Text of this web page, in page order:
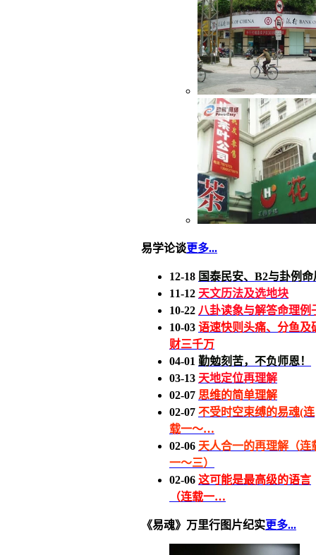
易学论谈更多...
12-18 国泰民安、B2与卦例命
11-12 天文历法及选地块
10-22 八卦读象与解答命理例
10-03 语速快则头痛、分鱼及
财三千万
04-01 勤勉刻苦，不负师恩！
03-13 天地定位再理解
02-07 思维的简单理解
02-07 不受时空束缚的易魂(连
载一～…
02-06 天人合一的再理解（连
一～三）
02-06 这可能是最高级的语言
（连载一…
《易魂》万里行图片纪实更多...